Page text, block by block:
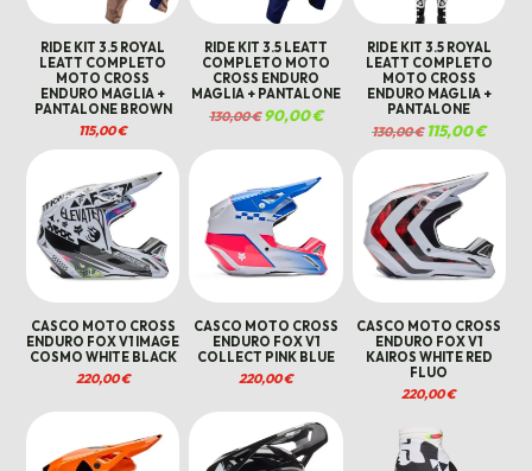
RIDE KIT 3.5 ROYAL
LEATT COMPLETO
MOTO CROSS
ENDURO MAGLIA +
PANTALONE BROWN
115,00€
RIDE KIT 3.5 LEATT
COMPLETO MOTO
CROSS ENDURO
MAGLIA + PANTALONE
130,00€Il
prezzo
era:
90,00€Il
prezzo
è:
90,00 €.
RIDE KIT 3.5 ROYAL
LEATT COMPLETO
MOTO CROSS
ENDURO MAGLIA +
PANTALONE
130,00€ Il
prezzo
originale
130,00 €.
115,00€Il
prezzo
attuale
115,00
CASCO MOTO CROSS
ENDURO FOX V1 IMAGE
COSMO WHITE BLACK
220,00€
CASCO MOTO CROSS
ENDURO FOX V1
COLLECT PINK BLUE
220,00€
CASCO MOTO CROSS
ENDURO FOX V1
KAIROS WHITE RED
FLUO
220,00€